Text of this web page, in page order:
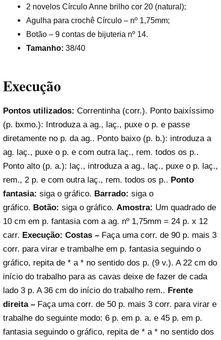
2 novelos Círculo Anne brilho cor 20 (natural);
Agulha para crochê Círculo – nº 1,75mm;
Botão – 9 contas de bijuteria nº 14.
Tamanho: 38/40
Execução
Pontos utilizados: Correntinha (corr.). Ponto baixíssimo
(p. bxmo.): Introduza a ag., laç., puxe o p. e passe
diretamente no p. da ag.. Ponto baixo (p. b.): introduza a
ag. laç., puxe o p. e com outra laç., rem. todos os p..
Ponto alto (p. a.): laç., introduza a ag., laç., puxe o p. laç.,
rem., 2 p. e com outra laç., rem. todos os p.. Ponto
fantasia: siga o gráfico. Barrado: siga o
gráfico. Botão: siga o gráfico. Amostra: Um quadrado de
10 cm em p. fantasia com a ag. nº 1,75mm = 24 p. x 12
carr. Execução: Costas – Faça uma corr. de 90 p. mais 3
corr. para virar e trambalhe em p. fantasia seguindo o
gráfico, repita de * a * no sentido dos p. (9 v.). A 22 cm do
início do trabalho para as cavas deixe de fazer de cada
lado 3 p. A 36 cm do início do trabalho rem.. Frente
direita – Faça uma corr. de 50 p. mais 3 corr. para virar e
trabalhe do seguinte modo: 6 p. em p. a. e 45 p. em p.
fantasia seguindo o gráfico, repita de * a * no sentido dos